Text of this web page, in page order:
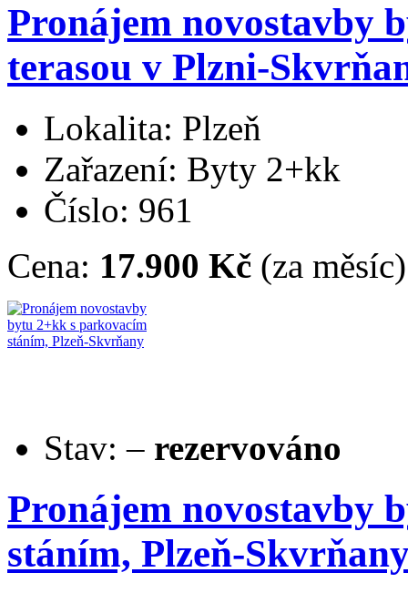
Pronájem novostavby
terasou v Plzni-
Lokalita: Plzeň
Zařazení: Byty 2+kk
Číslo: 961
Cena: 17.900 Kč (za měsíc)
Stav: – rezervováno
Pronájem novostavby
stáním, Plzeň-